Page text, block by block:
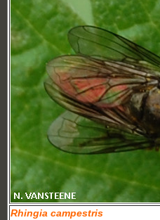
Rhingia campestris